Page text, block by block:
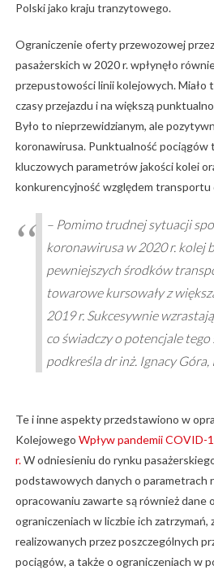
Polski jako kraju tranzytowego.
Ograniczenie oferty przewozowej
pasażerskich w 2020 r. wpłynęło
przepustowości linii kolejowych. Miało
czasy przejazdu i na większą
Było to nieprzewidzianym, ale
koronawirusa. Punktualność
kluczowych parametrów jakości kolei
konkurencyjność względem
– Pomimo trudnej sytuacji
koronawirusa w 2020 r. kolej
pewniejszych środków
towarowe kursowały z
2019 r. Sukcesywnie
co świadczy o potencjale
podkreśla dr inż. Ignacy Góra,
Te i inne aspekty przedstawiono w
Kolejowego Wpływ pandemii COVID-
r.W odniesieniu do rynku
podstawowych danych o parametrach
opracowaniu zawarte są również dane
ograniczeniach w liczbie ich zatrzymań,
realizowanych przez poszczególnych
pociągów, a także o ograniczeniach w